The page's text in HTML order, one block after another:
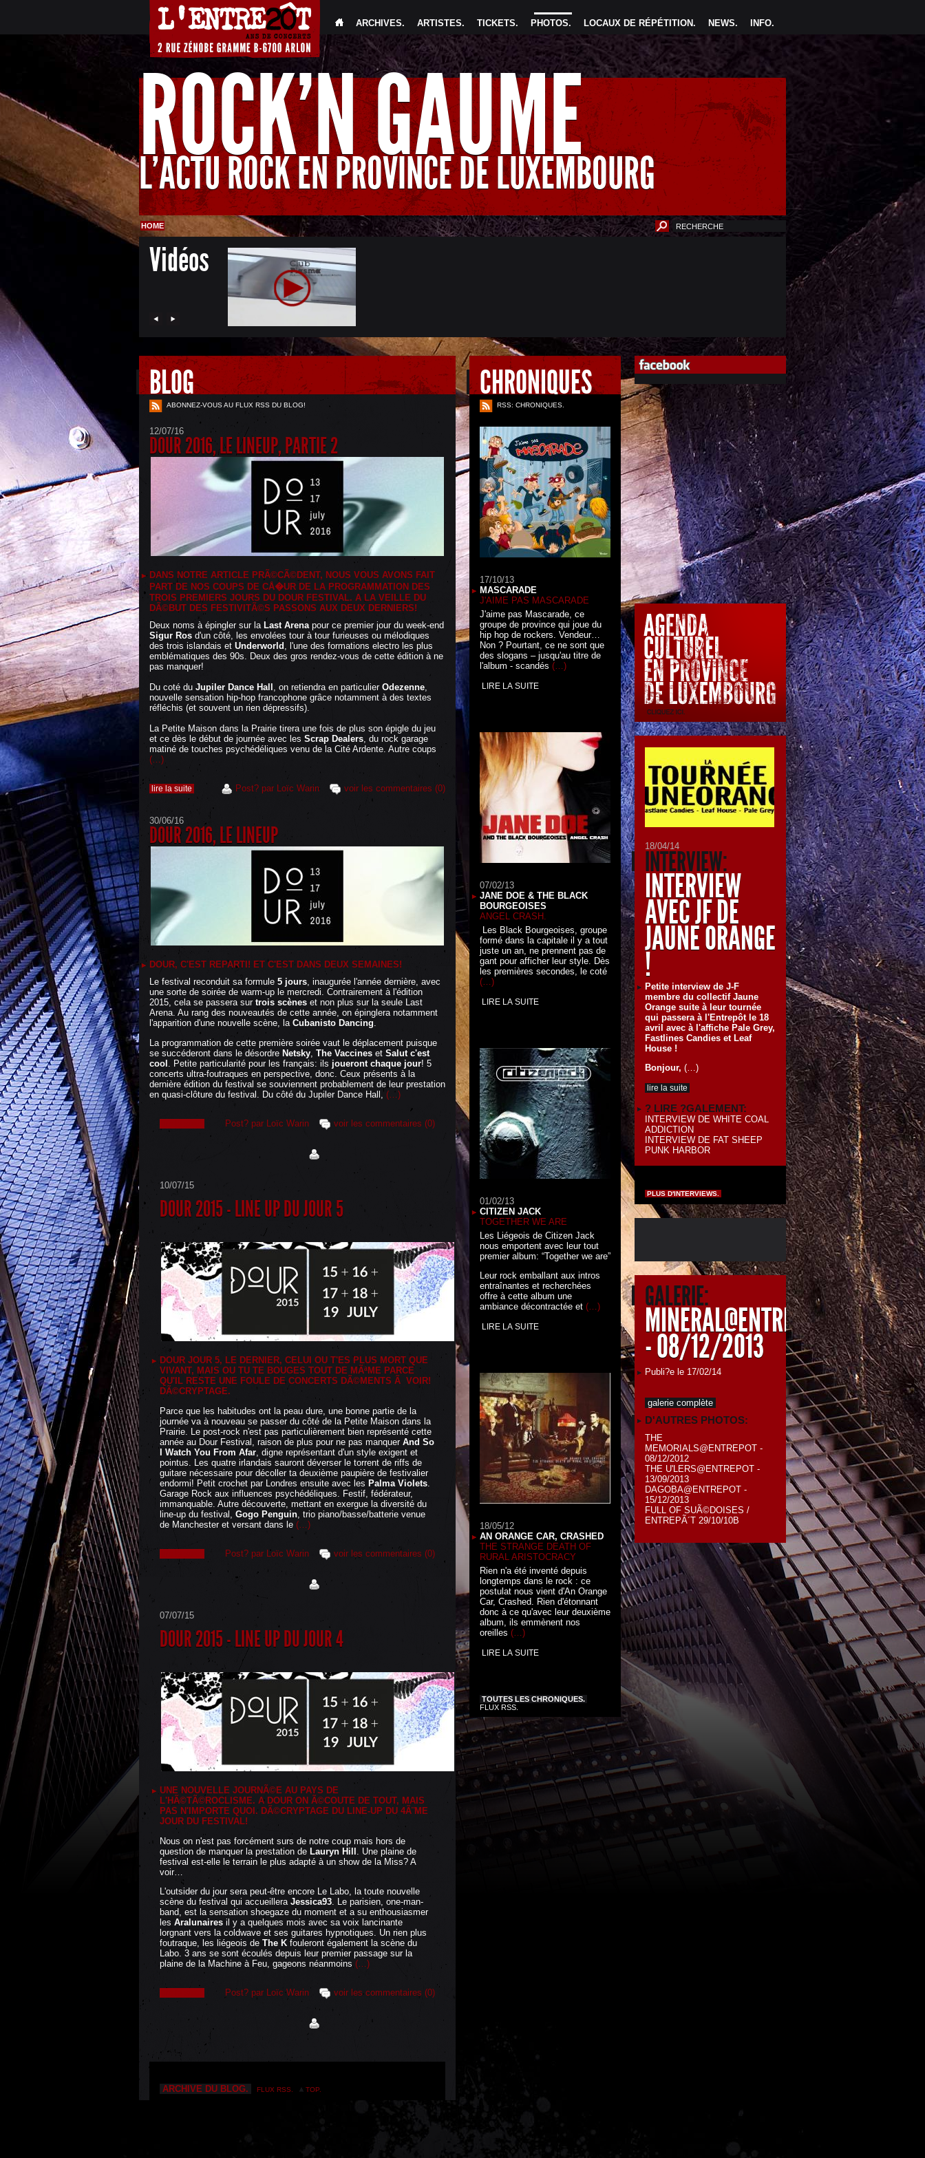
INFO.
NEWS.
LOCAUX DE RÉPÉTITION.
PHOTOS.
TICKETS.
ARTISTES.
ARCHIVES.
ROCK'N GAUME
L'ACTU ROCK EN PROVINCE DE LUXEMBOURG
HOME
Vidéos
BLOG
ABONNEZ-VOUS AU FLUX RSS DU BLOG!
12/07/16
DOUR 2016, LE LINEUP, PARTIE 2
DANS NOTRE ARTICLE PRÃ©CÃ©DENT, NOUS VOUS AVONS FAIT
PART DE NOS COUPS DE CÅ�UR DE LA PROGRAMMATION DES
TROIS PREMIERS JOURS DU DOUR FESTIVAL. A LA VEILLE DU
DÃ©BUT DES FESTIVITÃ©S PASSONS AUX DEUX DERNIERS!
Deux noms à épingler sur la Last Arenapour ce premier jour du week-end
Sigur Ros d'un côté, les envolées tour à tour furieuses ou mélodiques
des trois islandais et Underworld , l'une des formations electro les plus
emblématiques des 90s. Deux des gros rendez-vous de cette édition à ne
pas manquer!
Du coté du Jupiler Dance Hall , on retiendra en particulier Odezenne,
nouvelle sensation hip-hop francophone grâce notamment à des textes
réfléchis (et souvent un rien dépressifs).
La Petite Maison dans la Prairie tirera une fois de plus son épigle du jeu
et ce dès le début de journée avec les Scrap Dealers, du rock garage
matiné de touches psychédéliques venu de la Cité Ardente. Autre coups
(…)
lire la suite voir les commentaires (0)
Post? par Loïc Warin
30/06/16
DOUR 2016, LE LINEUP
DOUR, C'EST REPARTI! ET C'EST DANS DEUX SEMAINES!
Le festival reconduit sa formule 5 jours, inaugurée l'année dernière, avec
une sorte de soirée de warm-up le mercredi. Contrairement à l'édition
2015, cela se passera sur trois scènes et non plus sur la seule Last
Arena. Au rang des nouveautés de cette année, on épinglera notamment
l'apparition d'une nouvelle scène, la Cubanisto Dancing.
La programmation de cette première soirée vaut le déplacement puisque
se succéderont dans le désordre Netsky The Vaccines et Salut c'est
cool . Petite particularité pour les français: ils joueront chaque jour! 5
concerts ultra-foutraques en perspective, donc. Ceux présents à la
dernière édition du festival se souviennent probablement de leur prestation
en quasi-clôture du festival. Du côté du Jupiler Dance Hall, (…)
voir les commentaires (0)
Post? par Loïc Warin
10/07/15
DOUR 2015 - LINE UP DU JOUR 5
DOUR JOUR 5, LE DERNIER, CELUI OU T'ES PLUS MORT QUE
VIVANT, MAIS OU TU TE BOUGES TOUT DE MÃªME PARCE
QU'IL RESTE UNE FOULE DE CONCERTS DÃ©MENTS Ã VOIR!
DÃ©CRYPTAGE.
Parce que les habitudes ont la peau dure, une bonne partie de la
journée va à nouveau se passer du côté de la Petite Maison dans la
Prairie. Le post-rock n'est pas particulièrement bien représenté cette
année au Dour Festival, raison de plus pour ne pas manquer And So
I Watch You From Afar , digne représentant d'un style exigent et
pointus. Les quatre irlandais sauront déverser le torrent de riffs de
guitare nécessaire pour décoller ta deuxième paupière de festivalier
endormi! Petit crochet par Londres ensuite avec les Palma Violets
Garage Rock aux influences psychédéliques. Festif, fédérateur,
immanquable. Autre découverte, mettant en exergue la diversité du
line-up du festival, Gogo Penguin , trio piano/basse/batterie venue
de Manchester et versant dans le (…)
voir les commentaires (0)
Post? par Loïc Warin
07/07/15
DOUR 2015 - LINE UP DU JOUR 4
UNE NOUVELLE JOURNÃ©E AU PAYS DE
L'HÃ©TÃ©ROCLISME. A DOUR ON Ã©COUTE DE TOUT, MAIS
PAS N'IMPORTE QUOI. DÃ©CRYPTAGE DU LINE-UP DU 4Ã¨ME
JOUR DU FESTIVAL!
Nous on n'est pas forcément surs de notre coup mais hors de
question de manquer la prestation de Lauryn Hill . Une plaine de
festival est-elle le terrain le plus adapté à un show de la Miss? A
voir…
L'outsider du jour sera peut-être encore Le Labo, la toute nouvelle
scène du festival qui accueillera Jessica93 . Le parisien, one-man-
band, est la sensation shoegaze du moment et a su enthousiasmer
les Aralunaires il y a quelques mois avec sa voix lancinante
lorgnant vers la coldwave et ses guitares hypnotiques. Un rien plus
foutraque, les liégeois de The K fouleront également la scène du
Labo. 3 ans se sont écoulés depuis leur premier passage sur la
plaine de la Machine à Feu, gageons néanmoins (…)
voir les commentaires (0)
Post? par Loïc Warin
ARCHIVE DU BLOG. FLUX RSS. TOP.
CHRONIQUES
RSS: CHRONIQUES.
17/10/13
MASCARADE
J'AIME PAS MASCARADE
J'aime pas Mascarade, ce
groupe de province qui joue du
hip hop de rockers. Vendeur…
Non ? Pourtant, ce ne sont que
des slogans – jusqu'au titre de
l'album - scandés (…)
LIRE LA SUITE
07/02/13
JANE DOE & THE BLACK
BOURGEOISES
ANGEL CRASH.
Les Black Bourgeoises, groupe
formé dans la capitale il y a tout
juste un an, ne prennent pas de
gant pour afficher leur style. Dès
les premières secondes, le coté
(…)
LIRE LA SUITE
01/02/13
CITIZEN JACK
TOGETHER WE ARE
Les Liégeois de Citizen Jack
nous emportent avec leur tout
premier album: “Together we are”
Leur rock emballant aux intros
entraînantes et recherchées
offre à cette album une
ambiance décontractée et (…)
LIRE LA SUITE
18/05/12
AN ORANGE CAR, CRASHED
THE STRANGE DEATH OF
RURAL ARISTOCRACY
Rien n'a été inventé depuis
longtemps dans le rock : ce
postulat nous vient d'An Orange
Car, Crashed. Rien d'étonnant
donc à ce qu'avec leur deuxième
album, ils emmènent nos
oreilles (…)
LIRE LA SUITE
TOUTES LES CHRONIQUES.
FLUX RSS.
18/04/14
INTERVIEW:
INTERVIEW
AVEC JF DE
JAUNE ORANGE
!
Petite interview de J-F
membre du collectif Jaune
Orange suite à leur tournée
qui passera à l'Entrepôt le 18
avril avec à l'affiche Pale Grey,
Fastlines Candies et Leaf
House !
Bonjour, (…)
lire la suite
? LIRE ?GALEMENT:
INTERVIEW DE WHITE COAL
ADDICTION
INTERVIEW DE FAT SHEEP
PUNK HARBOR
PLUS D'INTERVIEWS.
GALERIE:
MINERAL@ENTREPOT
- 08/12/2013
Publi?e le 17/02/14
galerie complète
D'AUTRES PHOTOS:
THE
MEMORIALS@ENTREPOT -
08/12/2012
THE U'LERS@ENTREPOT -
13/09/2013
DAGOBA@ENTREPOT -
15/12/2013
FULL OF SUÃ©DOISES /
ENTREPÃ´T 29/10/10B